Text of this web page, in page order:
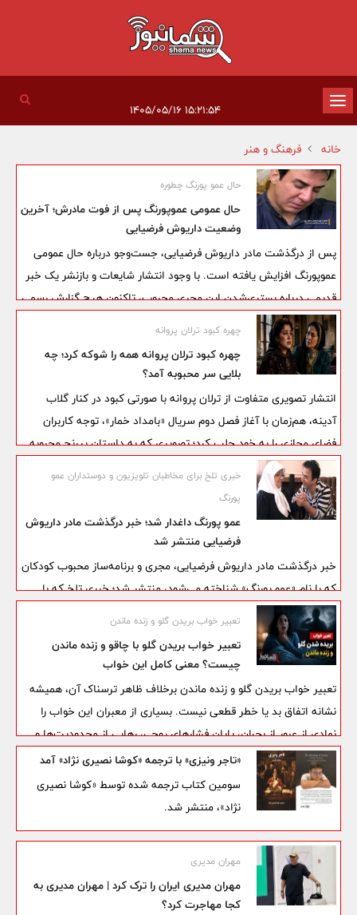
تغییر
وضعیت
ناوبری
۱۵:۲۱:۵۴ ۱۴۰۵/۰۵/۱۶
خانه فرهنگ و هنر
حال عمو پورنگ چطوره
حال عمومی عموپورنگ پس از فوت مادرش؛ آخرین
وضعیت داریوش فرضیایی
پس از درگذشت مادر داریوش فرضیایی، جست‌وجو درباره حال عمومی
عموپورنگ افزایش یافته است. با وجود انتشار شایعات و بازنشر یک خبر
قدیمی درباره بستری‌شدن این مجری محبوب، تاکنون هیچ گزارش رسمی
درباره وخامت حال جسمانی یا انتقال دوباره او به بیمارستان منتشر نشده
است.
چهره کبود ترلان پروانه
چهره کبود ترلان پروانه همه را شوکه کرد؛ چه
بلایی سر محبوبه آمد؟
انتشار تصویری متفاوت از ترلان پروانه با صورتی کبود در کنار گلاب
آدینه، هم‌زمان با آغاز فصل دوم سریال «بامداد خمار»، توجه کاربران
فضای مجازی را به خود جلب کرد؛ تصویری که به داستان پررنج محبوبه
در فصل تازه این مجموعه مربوط است و ارتباطی با زندگی واقعی این
بازیگر ندارد.
خبری تلخ برای مخاطبان تلویزیون و دوستداران عمو
پورنگ
عمو پورنگ داغدار شد؛ خبر درگذشت مادر داریوش
فرضیایی منتشر شد
خبر درگذشت مادر داریوش فرضیایی، مجری و برنامه‌ساز محبوب کودکان
که با نام «عمو پورنگ» شناخته می‌شود، منتشر شد؛ خبری تلخ که با
توجه به رابطه عاطفی و صمیمانه این هنرمند با مادرش، واکنش گسترده
مخاطبان را به دنبال داشته است.
تعبیر خواب بریدن گلو و زنده ماندن
تعبیر خواب بریدن گلو با چاقو و زنده ماندن
چیست؟ معنی کامل این خواب
تعبیر خواب بریدن گلو و زنده ماندن برخلاف ظاهر ترسناک آن، همیشه
نشانه اتفاق بد یا خطر قطعی نیست. بسیاری از معبران این خواب را
نمادی از عبور از بحران، پایان فشارهای روحی، رهایی از محدودیت‌ها و
شروع مرحله‌ای تازه در زندگی می‌دانند. البته تعبیر دقیق این خواب به
جزئیاتی مثل دیدن خون، احساس ترس، فردی که گلو را می‌برد و زنده
ماندن بعد از حادثه بستگی دارد.
«تاجر ونیزی» با ترجمه «کوشا نصیری نژاد» آمد
سومین کتاب ترجمه شده توسط «کوشا نصیری
نژاد»، منتشر شد.
مهران مدیری
مهران مدیری ایران را ترک کرد | مهران مدیری به
کجا مهاجرت کرد؟